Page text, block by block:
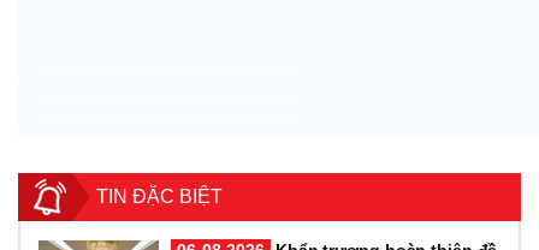
TIN ĐẶC BIỆT